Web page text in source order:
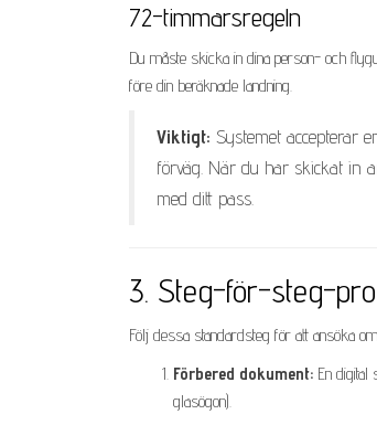
72-timmarsregeln
Du måste skicka in dina person- och
före din beräknade landning.
Viktigt: Systemet accepterar
förväg. När du har skickat in
med ditt pass.
3. Steg-för-steg-
Följ dessa standardsteg för att ansöka
Förbered dokument: En digital
glasögon).